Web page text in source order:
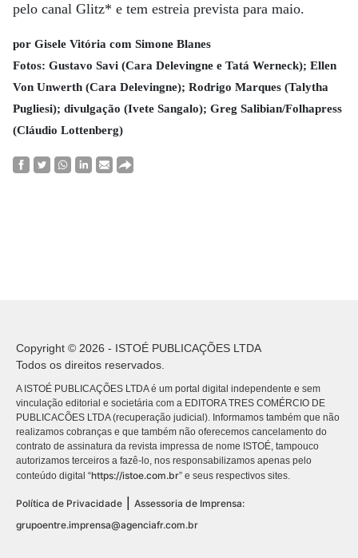
pelo canal Glitz* e tem estreia prevista para maio.
por Gisele Vitória com Simone Blanes
Fotos: Gustavo Savi (Cara Delevingne e Tatá Werneck); Ellen
Von Unwerth (Cara Delevingne); Rodrigo Marques (Talytha
Pugliesi); divulgação (Ivete Sangalo); Greg Salibian/Folhapress
(Cláudio Lottenberg)
Copyright © 2026 - ISTOÉ PUBLICAÇÕES LTDA
Todos os direitos reservados.
A ISTOÉ PUBLICAÇÕES LTDA é um portal digital independente e sem
vinculação editorial e societária com a EDITORA TRES COMÉRCIO DE
PUBLICACÕES LTDA (recuperação judicial). Informamos também que não
realizamos cobranças e que também não oferecemos cancelamento do
contrato de assinatura da revista impressa de nome ISTOÉ, tampouco
autorizamos terceiros a fazê-lo, nos responsabilizamos apenas pelo
conteúdo digital “https://istoe.com.br” e seus respectivos sites.
Política de Privacidade
Assessoria de Imprensa:
grupoentre.imprensa@agenciafr.com.br